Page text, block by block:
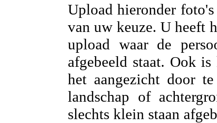
Upload hieronder
van uw keuze. U heeft
upload waar de
afgebeeld staat. Ook
het aangezicht door
landschap of
slechts klein staan